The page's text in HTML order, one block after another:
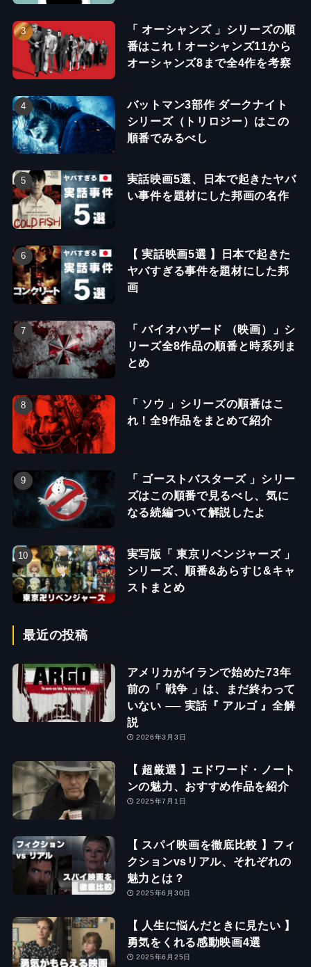
「 オーシャンズ 」シリーズの順
番はこれ！オーシャンズ11から
オーシャンズ8まで全4作を考察
バットマン3部作 ダークナイト
シリーズ（トリロジー）はこの
順番でみるべし
実話映画5選、日本で起きたヤバ
い事件を題材にした邦画の名作
【 実話映画5選 】日本で起きた
ヤバすぎる事件を題材にした邦
画
「 バイオハザード （映画）」シ
リーズ全8作品の順番と時系列ま
とめ
「 ソウ 」シリーズの順番はこ
れ！全9作品をまとめて紹介
「 ゴーストバスターズ 」シリー
ズはこの順番で見るべし、気に
なる続編ついて解説したよ
実写版「 東京リベンジャーズ 」
シリーズ、順番&あらすじ&キャ
ストまとめ
最近の投稿
アメリカがイランで始めた73年
前の「 戦争 」は、まだ終わって
いない ── 実話『 アルゴ 』全解
説
2026年3月3日
【 超厳選 】エドワード・ノート
ンの魅力、おすすめ作品を紹介
2025年7月1日
【 スパイ映画を徹底比較 】フィ
クションvsリアル、それぞれの
魅力とは？
2025年6月30日
【 人生に悩んだときに見たい 】
勇気をくれる感動映画4選
2025年6月25日